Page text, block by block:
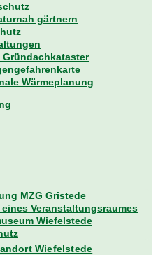
gärtnern
Gründachkataster
Wärmeplanung
MZG Gristede
eines Veranstaltungsraumes
Wiefelstede
Wiefelstede